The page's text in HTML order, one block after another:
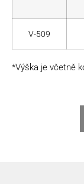
V-509
*Výška je včetně